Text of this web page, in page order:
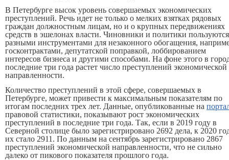
В Петербурге высок уровень совершаемых экономических
преступлений. Речь идет не только о мелких взятках рядовых
граждан должностным лицам, но и о крупных передвижениях
средств в эшелонах власти. Чиновники и политики пользуются
разными инструментами для незаконного обогащения,
госконтрактами, депутатской поправкой, лоббированием
интересов бизнеса и другими способами. На фоне этого в
последние три года растет число преступлений экономической
направленности.
Количество преступлений в этой сфере, совершаемых в
Петербурге, может привести к максимальным показателям по
итогам последних трех лет. Данные, опубликованные на
правовой статистики, показывают рост экономических
преступлений в последние три года. Так, если в 2019 году в
Северной столице было зарегистрировано 2692 дела, к 2020
их стало 2911. По данным на сентябрь зарегистрировано 2867
преступлений экономической направленности, что не сильно
далеко от пикового показателя прошлого года.